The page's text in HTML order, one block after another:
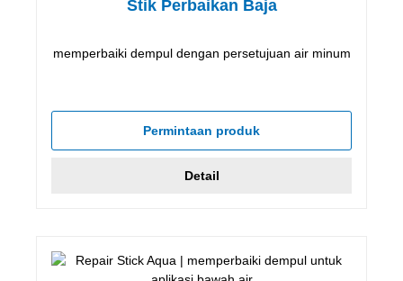
Stik Perbaikan Baja
memperbaiki dempul dengan persetujuan air minum
Permintaan produk
Detail